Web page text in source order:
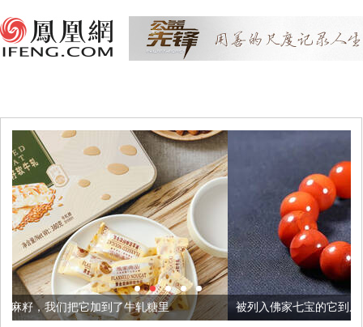
牛轧糖里 被列入佛家七宝的它到底有多美？